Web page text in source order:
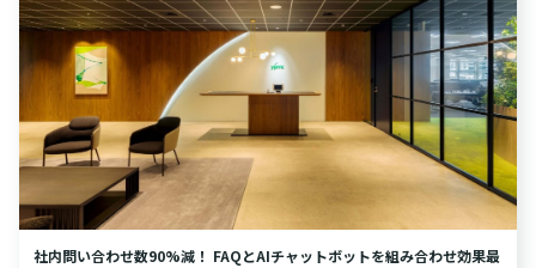
社内問い合わせ数90%減！ FAQとAIチャットボットを組み合わせ効果最